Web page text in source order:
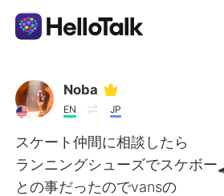
Language Exchange App
English
Noba
EN JP
スケート仲間に相談したら
ランニングシューズでスケボー
との事だったのでvansの